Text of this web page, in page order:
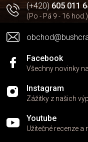
(+420)605 011
(Po - Pá 9 - 16 hod.)
Facebook
Všechny novinky
Instagram
Zážitky z našich
Youtube
Užitečné recenze a